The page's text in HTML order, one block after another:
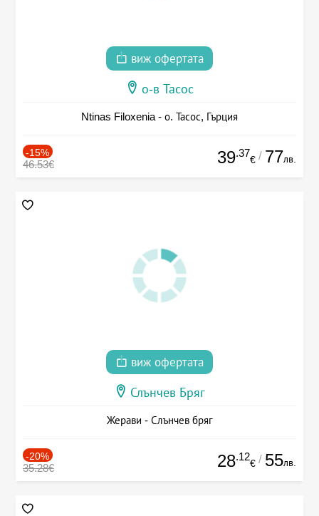
виж офертата
о-в Тасос
Ntinas Filoxenia - о. Тасос, Гърция
-15%
46.53€ 39.37
€ / 77лв.
виж офертата
Слънчев Бряг
Жерави - Слънчев бряг
-20%
35.28€ 28.12
€ / 55лв.